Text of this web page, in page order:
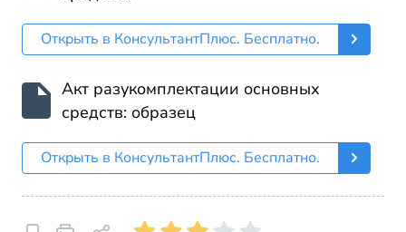
Открыть в КонсультантПлюс. Бесплатно.
Акт разукомплектации основных
средств: образец
Открыть в КонсультантПлюс. Бесплатно.